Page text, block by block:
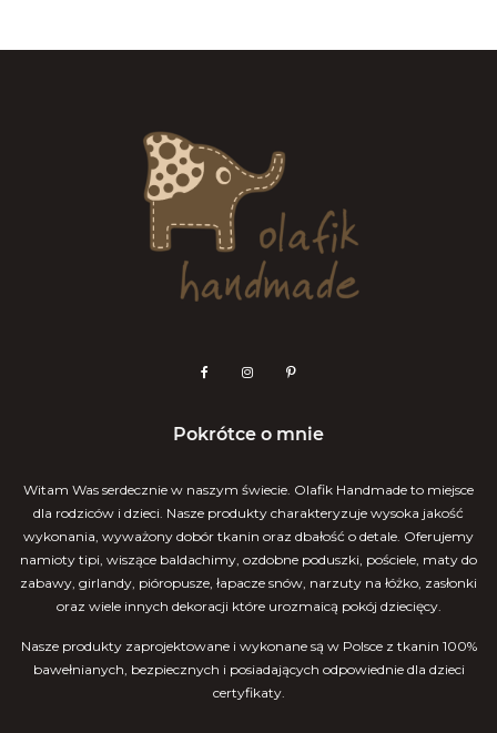
Pokrótce o mnie
Witam Was serdecznie w naszym świecie. Olafik Handmade to miejsce
dla rodziców i dzieci. Nasze produkty charakteryzuje wysoka jakość
wykonania, wyważony dobór tkanin oraz dbałość o detale. Oferujemy
namioty tipi, wiszące baldachimy, ozdobne poduszki, pościele, maty do
zabawy, girlandy, pióropusze, łapacze snów, narzuty na łóżko, zasłonki
oraz wiele innych dekoracji które urozmaicą pokój dziecięcy.
Nasze produkty zaprojektowane i wykonane są w Polsce z tkanin 100%
bawełnianych, bezpiecznych i posiadających odpowiednie dla dzieci
certyfikaty.